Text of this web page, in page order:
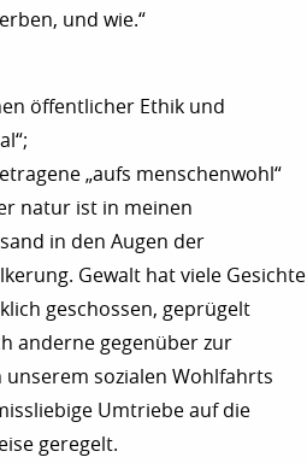
und wie.“
öffentlicher Ethik und
„aufs menschenwohl“
natur ist in meinen
in den Augen der
Gewalt hat viele
geschossen, geprügelt
anderne gegenüber zur
unserem sozialen Wohlfahrts
Umtriebe auf die
geregelt.